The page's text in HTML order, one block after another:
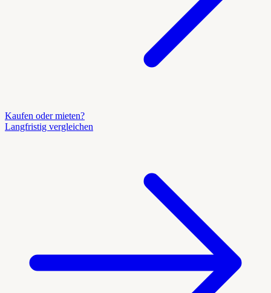
Kaufen oder mieten?
Langfristig vergleichen